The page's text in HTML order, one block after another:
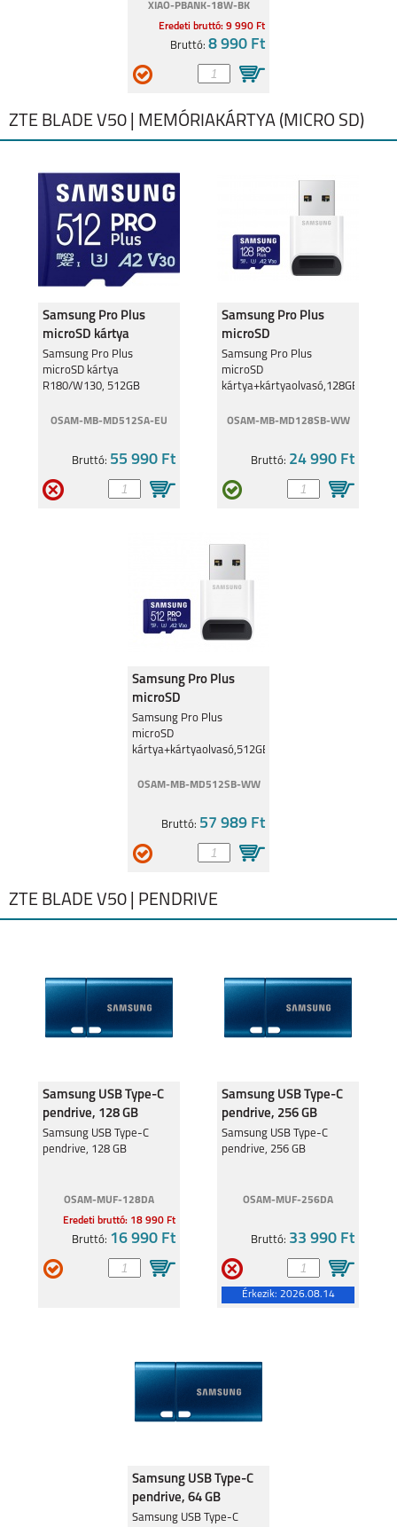
XIAO-PBANK-18W-BK
Eredeti bruttó: 9 990 Ft
Bruttó: 8 990 Ft
ZTE BLADE V50 | MEMÓRIAKÁRTYA (MICRO SD)
Samsung Pro Plus
microSD kártya
R180/W130, 512GB
Samsung Pro Plus
microSD kártya
R180/W130, 512GB
OSAM-MB-MD512SA-EU
Bruttó: 55 990 Ft
Samsung Pro Plus
microSD
kártya+kártyaolvasó,128GB
Samsung Pro Plus
microSD
kártya+kártyaolvasó,128GB
OSAM-MB-MD128SB-WW
Bruttó: 24 990 Ft
Samsung Pro Plus
microSD
kártya+kártyaolvasó,512GB
Samsung Pro Plus
microSD
kártya+kártyaolvasó,512GB
OSAM-MB-MD512SB-WW
Bruttó: 57 989 Ft
ZTE BLADE V50 | PENDRIVE
Samsung USB Type-C
pendrive, 128 GB
Samsung USB Type-C
pendrive, 128 GB
OSAM-MUF-128DA
Eredeti bruttó: 18 990 Ft
Bruttó: 16 990 Ft
Samsung USB Type-C
pendrive, 256 GB
Samsung USB Type-C
pendrive, 256 GB
OSAM-MUF-256DA
Bruttó: 33 990 Ft
Érkezik: 2026.08.14
Samsung USB Type-C
pendrive, 64 GB
Samsung USB Type-C